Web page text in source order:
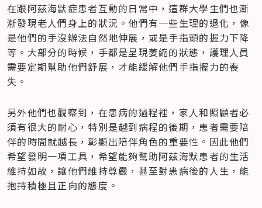
在跟阿茲海默症患者互動的日常中，這群大學生們也漸
漸發現老人們身上的狀況。他們有一些生理的退化，像
是他們的手沒辦法自然地伸展，或是手指頭的握力下降
等。大部分的時候，手都是呈現萎縮的狀態，護理人員
需要定期幫助他們舒展，才能緩解他們手指握力的喪
失。
另外他們也觀察到，在患病的過程裡，家人和照顧者必
須有很大的耐心，特別是越到病程的後期，患者需要陪
伴的時間就越長，彰顯出陪伴角色的重要性。因此他們
希望發明一項工具，希望能夠幫助阿茲海默患者的生活
維持如故，讓他們維持尊嚴，甚至對患病後的人生，能
抱持積極且正向的態度。